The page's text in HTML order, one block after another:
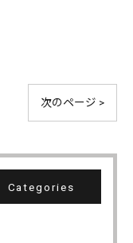
次のページ >
Categories